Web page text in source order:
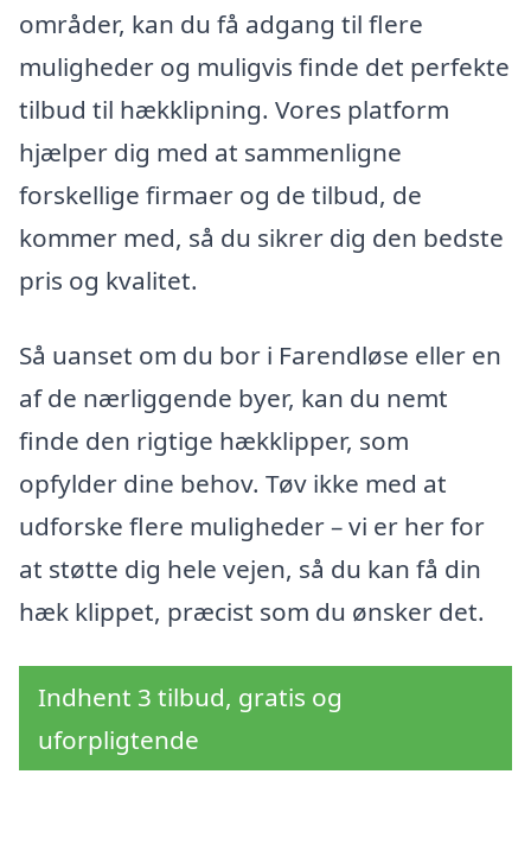
områder, kan du få adgang til flere
muligheder og muligvis finde det perfekte
tilbud til hækklipning. Vores platform
hjælper dig med at sammenligne
forskellige firmaer og de tilbud, de
kommer med, så du sikrer dig den bedste
pris og kvalitet.
Så uanset om du bor i Farendløse eller en
af de nærliggende byer, kan du nemt
finde den rigtige hækklipper, som
opfylder dine behov. Tøv ikke med at
udforske flere muligheder – vi er her for
at støtte dig hele vejen, så du kan få din
hæk klippet, præcist som du ønsker det.
Indhent 3 tilbud, gratis og
uforpligtende